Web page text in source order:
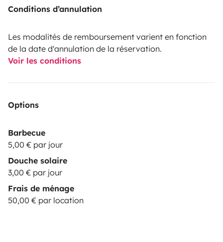
Conditions d’annulation
Les modalités de remboursement varient en fonction
de la date d'annulation de la réservation.
Voir les conditions
Options
Barbecue
5,00 € par jour
Douche solaire
3,00 € par jour
Frais de ménage
50,00 € par location